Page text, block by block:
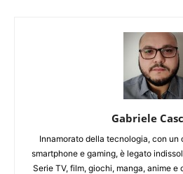
Gabriele
Innamorato della tecnologia, con un
smartphone e gaming, è legato
Serie TV, film, giochi, manga, anime